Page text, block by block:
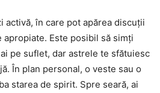
activă, în care pot apărea discuții
Este posibil să simți
pe suflet, dar astrele te sfătuiesc
În plan personal, o veste sau o
starea de spirit. Spre seară, ai